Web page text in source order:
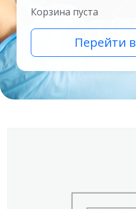
Корзина пуста
Перейти